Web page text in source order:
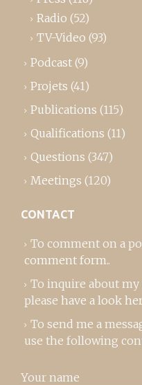
Radio (52)
TV-Video (93)
Podcast (9)
Projets (41)
Publications (115)
Qualifications (11)
Questions (347)
Meetings (120)
CONTACT
To comment on a
comment form..
To inquire about my
please have a look
To send me a
use the following
Your name